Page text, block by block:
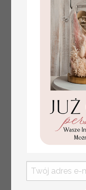
weselnych
usadzenie gości na
weselu, tablica
informacyjna dla
plan stołów na
weselu ze zdjęciem
Pary Młodej, plan